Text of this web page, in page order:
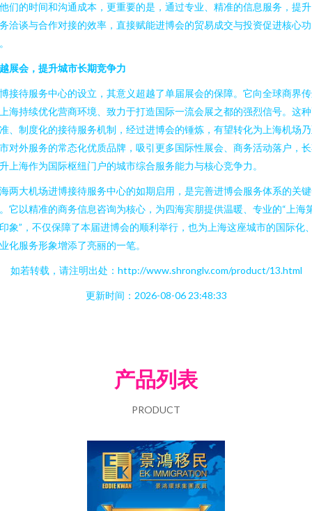
们的时间和沟通成本，更重要的是，通过专业、精准的信息服务，提
洽谈与合作对接的效率，直接赋能进博会的贸易成交与投资促进核心功
展会，提升城市长期竞争力
接待服务中心的设立，其意义超越了单届展会的保障。它向全球商界
海持续优化营商环境、致力于打造国际一流会展之都的强烈信号。这
、制度化的接待服务机制，经过进博会的锤炼，有望转化为上海机场
对外服务的常态化优质品牌，吸引更多国际性展会、商务活动落户，
上海作为国际枢纽门户的城市综合服务能力与核心竞争力。
两大机场进博接待服务中心的如期启用，是完善进博会服务体系的关
它以精准的商务信息咨询为核心，为四海宾朋提供温暖、专业的“上海
象”，不仅保障了本届进博会的顺利举行，也为上海这座城市的国际化
化服务形象增添了亮丽的一笔。
如若转载，请注明出处：http://www.shronglv.com/product/13.html
更新时间：2026-08-06 23:48:33
产品列表
PRODUCT